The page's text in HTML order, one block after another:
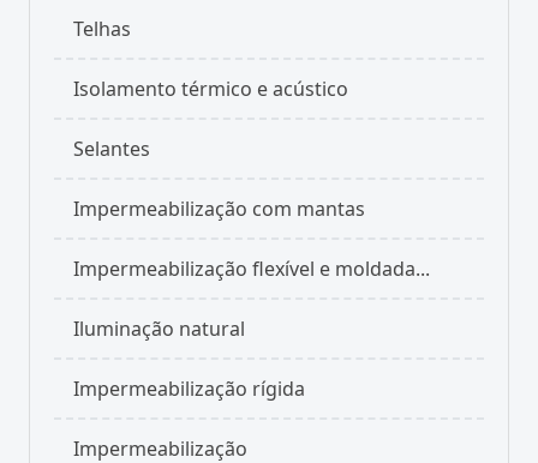
Telhas
Isolamento térmico e acústico
Selantes
Impermeabilização com mantas
Impermeabilização flexível e moldada...
Iluminação natural
Impermeabilização rígida
Impermeabilização